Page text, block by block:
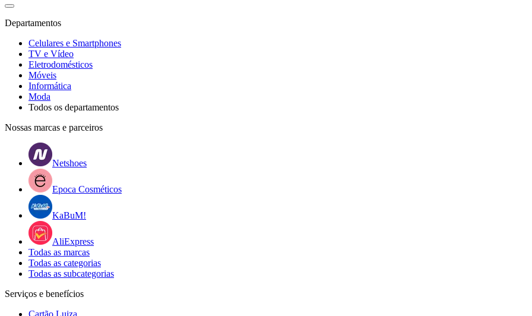
Departamentos
Celulares e Smartphones
TV e Vídeo
Eletrodomésticos
Móveis
Informática
Moda
Todos os departamentos
Nossas marcas e parceiros
Netshoes
Epoca Cosméticos
KaBuM!
AliExpress
Todas as marcas
Todas as categorias
Todas as subcategorias
Serviços e benefícios
Cartão Luiza